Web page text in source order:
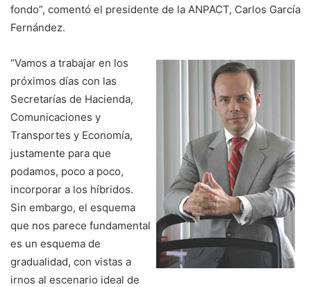
fondo”, comentó el presidente de la ANPACT, Carlos García
Fernández.
“Vamos a trabajar en los
próximos días con las
Secretarías de Hacienda,
Comunicaciones y
Transportes y Economía,
justamente para que
podamos, poco a poco,
incorporar a los híbridos.
Sin embargo, el esquema
que nos parece fundamental
es un esquema de
gradualidad, con vistas a
irnos al escenario ideal de